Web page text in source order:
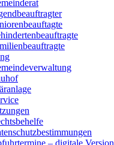
– digitale Version